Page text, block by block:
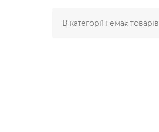
В категорії немає товарів